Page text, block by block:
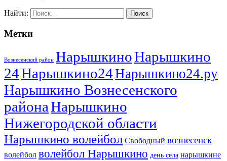
Найти:
Метки
Вознесенский район НарышкиноНарышкино
24Нарышкино24Нарышкино24.ру
Нарышкино Вознесенского
районаНарышкино
Нижегородской области
Нарышкино волейбол Свободный вознесенск
волейбол волейбол Нарышкино день села нарышкине